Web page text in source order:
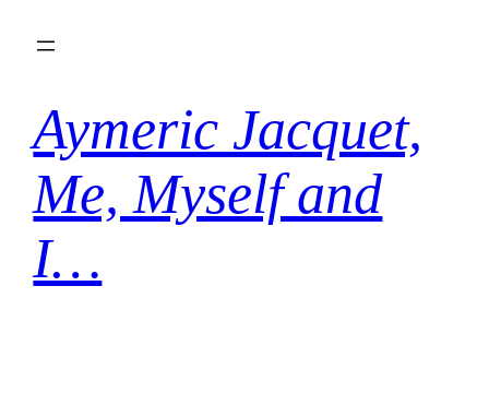
Aymeric Jacquet,
Me, Myself and
I…